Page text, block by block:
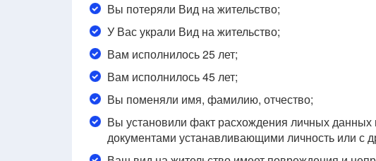
Вы потеряли Вид на жительство;
У Вас украли Вид на жительство;
Вам исполнилось 25 лет;
Вам исполнилось 45 лет;
Вы поменяли имя, фамилию, отчество;
Вы установили факт расхождения личных данных
документами устанавливающими личность или с